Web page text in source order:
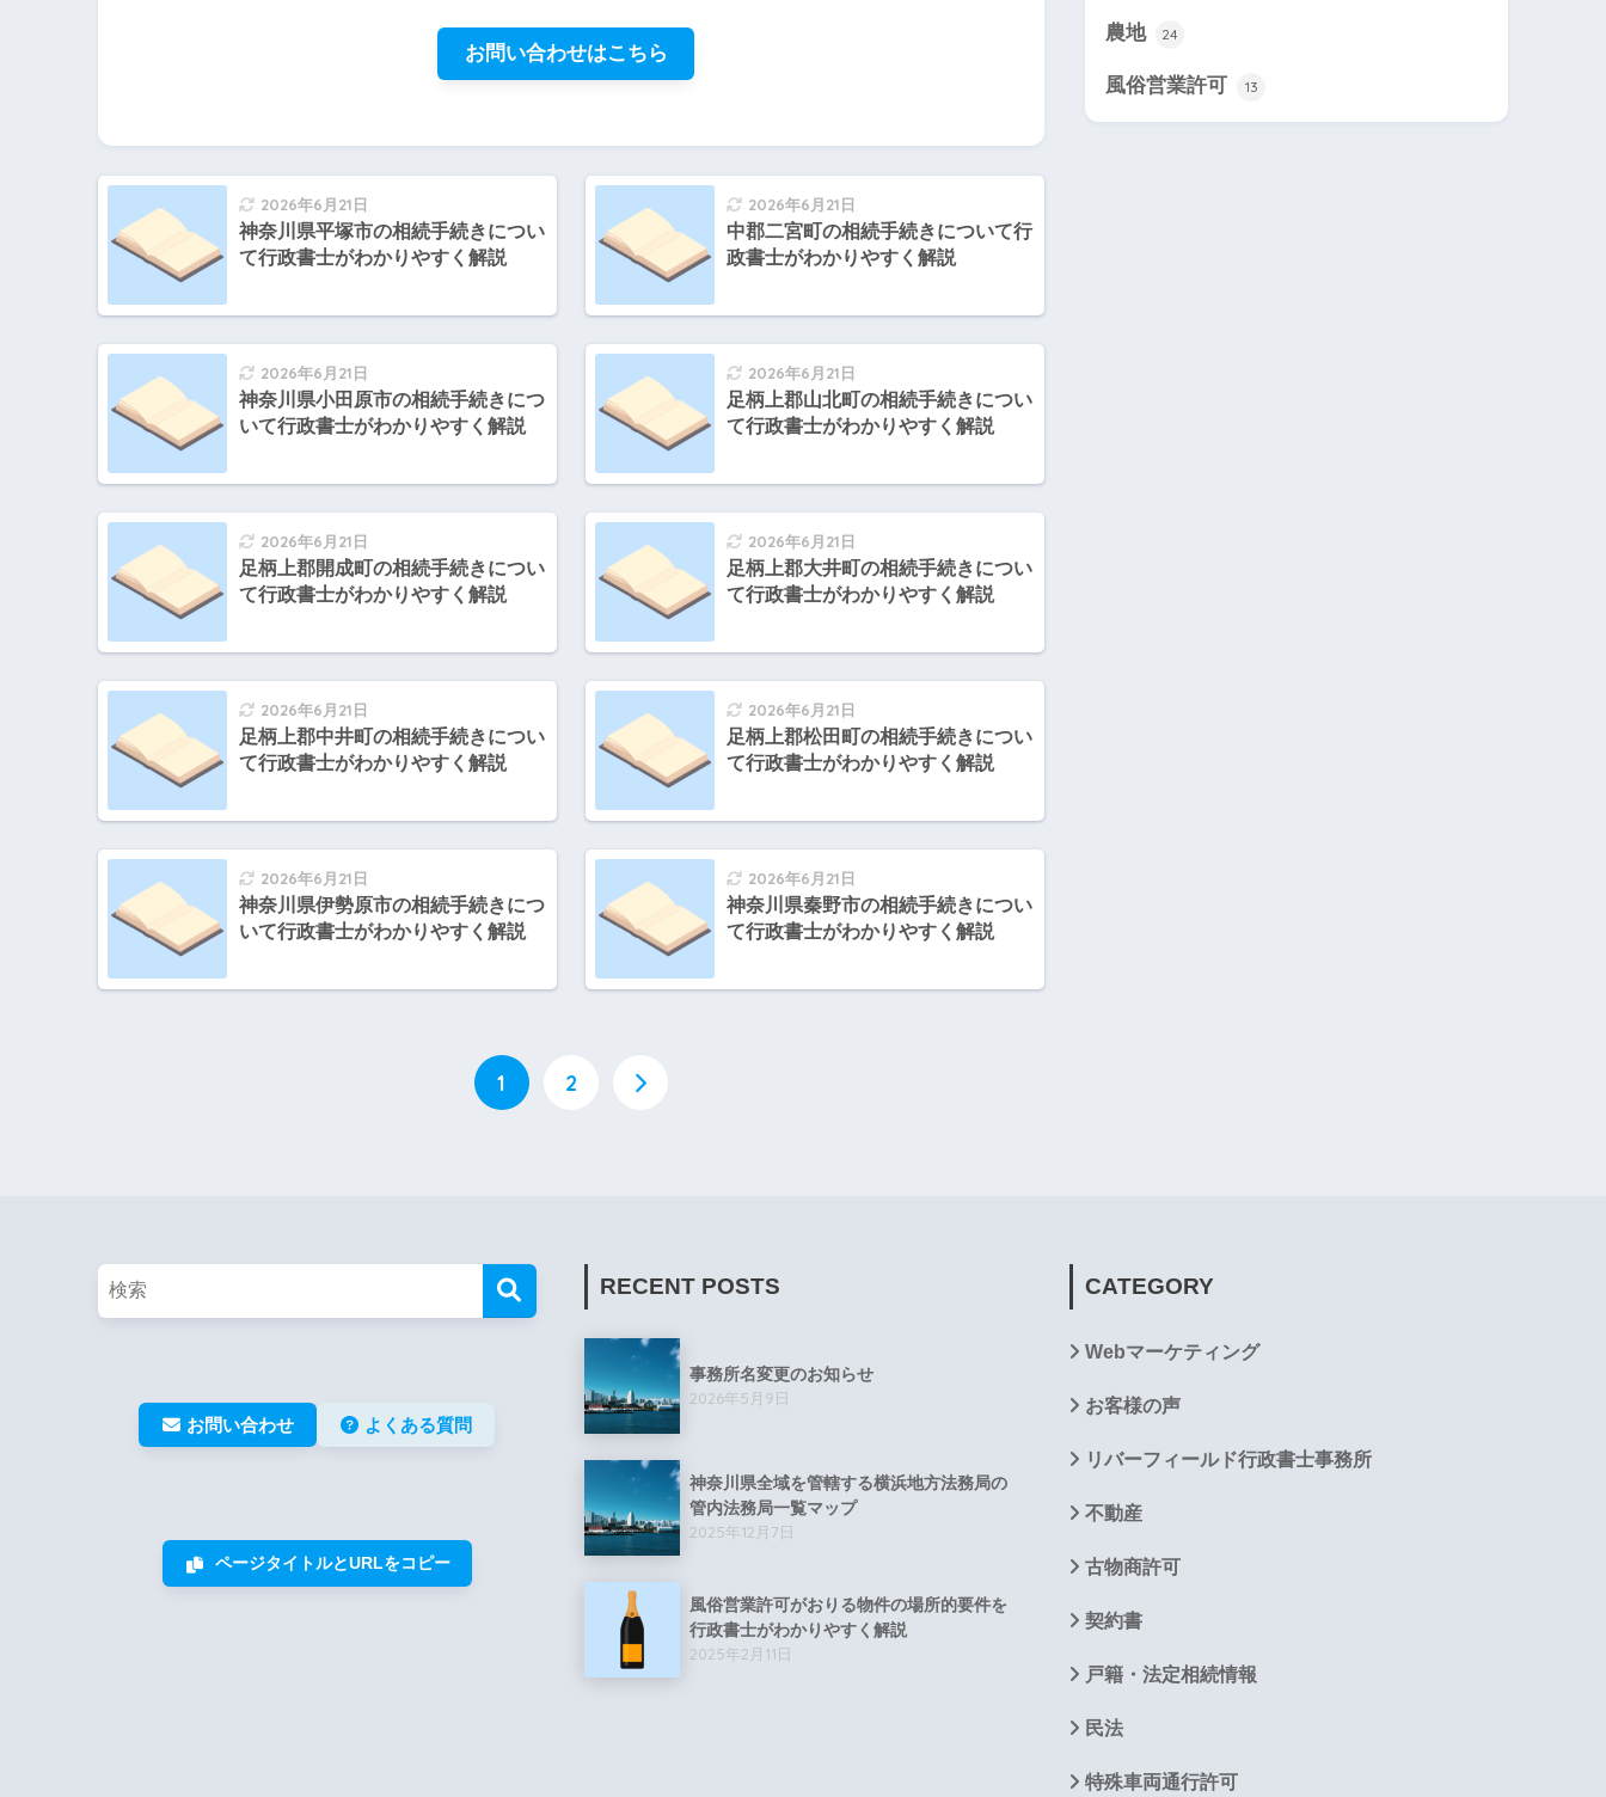
お問い合わせはこちら
2026年6月21日
神奈川県平塚市の相続手続きについ
て行政書士がわかりやすく解説
2026年6月21日
中郡二宮町の相続手続きについて行
政書士がわかりやすく解説
2026年6月21日
神奈川県小田原市の相続手続きにつ
いて行政書士がわかりやすく解説
2026年6月21日
足柄上郡山北町の相続手続きについ
て行政書士がわかりやすく解説
2026年6月21日
足柄上郡開成町の相続手続きについ
て行政書士がわかりやすく解説
2026年6月21日
足柄上郡大井町の相続手続きについ
て行政書士がわかりやすく解説
2026年6月21日
足柄上郡中井町の相続手続きについ
て行政書士がわかりやすく解説
2026年6月21日
足柄上郡松田町の相続手続きについ
て行政書士がわかりやすく解説
2026年6月21日
神奈川県伊勢原市の相続手続きにつ
いて行政書士がわかりやすく解説
2026年6月21日
神奈川県秦野市の相続手続きについ
て行政書士がわかりやすく解説
1 2
農地 24
風俗営業許可 13
お問い合わせ よくある質問
ページタイトルとURLをコピー
RECENT POSTS
事務所名変更のお知らせ
2026年5月9日
神奈川県全域を管轄する横浜地方法務局の
管内法務局一覧マップ
2025年12月7日
風俗営業許可がおりる物件の場所的要件を
行政書士がわかりやすく解説
2025年2月11日
CATEGORY
Webマーケティング
お客様の声
リバーフィールド行政書士事務所
不動産
古物商許可
契約書
戸籍・法定相続情報
民法
特殊車両通行許可